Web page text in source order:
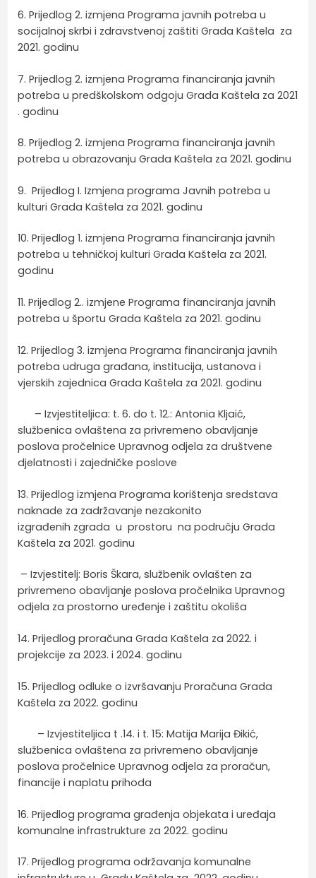
6. Prijedlog 2. izmjena Programa javnih potreba u
socijalnoj skrbi i zdravstvenoj zaštiti Grada Kaštela za
2021. godinu
7. Prijedlog 2. izmjena Programa financiranja javnih
potreba u predškolskom odgoju Grada Kaštela za 2021
. godinu
8. Prijedlog 2. izmjena Programa financiranja javnih
potreba u obrazovanju Grada Kaštela za 2021. godinu
9. Prijedlog I. Izmjena programa Javnih potreba u
kulturi Grada Kaštela za 2021. godinu
10. Prijedlog 1. izmjena Programa financiranja javnih
potreba u tehničkoj kulturi Grada Kaštela za 2021.
godinu
11. Prijedlog 2.. izmjene Programa financiranja javnih
potreba u športu Grada Kaštela za 2021. godinu
12. Prijedlog 3. izmjena Programa financiranja javnih
potreba udruga građana, institucija, ustanova i
vjerskih zajednica Grada Kaštela za 2021. godinu
– Izvjestiteljica: t. 6. do t. 12.: Antonia Kljaić,
službenica ovlaštena za privremeno obavljanje
poslova pročelnice Upravnog odjela za društvene
djelatnosti i zajedničke poslove
13. Prijedlog izmjena Programa korištenja sredstava
naknade za zadržavanje nezakonito
izgrađenih zgrada u prostoru na području Grada
Kaštela za 2021. godinu
– Izvjestitelj: Boris Škara, službenik ovlašten za
privremeno obavljanje poslova pročelnika Upravnog
odjela za prostorno uređenje i zaštitu okoliša
14. Prijedlog proračuna Grada Kaštela za 2022. i
projekcije za 2023. i 2024. godinu
15. Prijedlog odluke o izvršavanju Proračuna Grada
Kaštela za 2022. godinu
– Izvjestiteljica t .14. i t. 15: Matija Marija Đikić,
službenica ovlaštena za privremeno obavljanje
poslova pročelnice Upravnog odjela za proračun,
financije i naplatu prihoda
16. Prijedlog programa građenja objekata i uređaja
komunalne infrastrukture za 2022. godinu
17. Prijedlog programa održavanja komunalne